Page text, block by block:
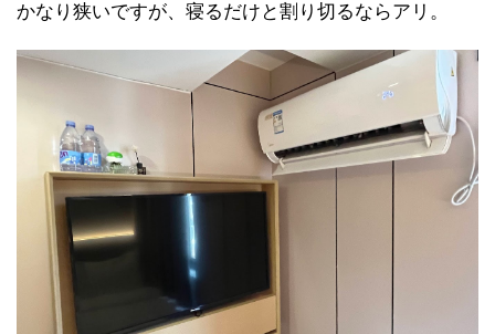
かなり狭いですが、寝るだけと割り切るならアリ。